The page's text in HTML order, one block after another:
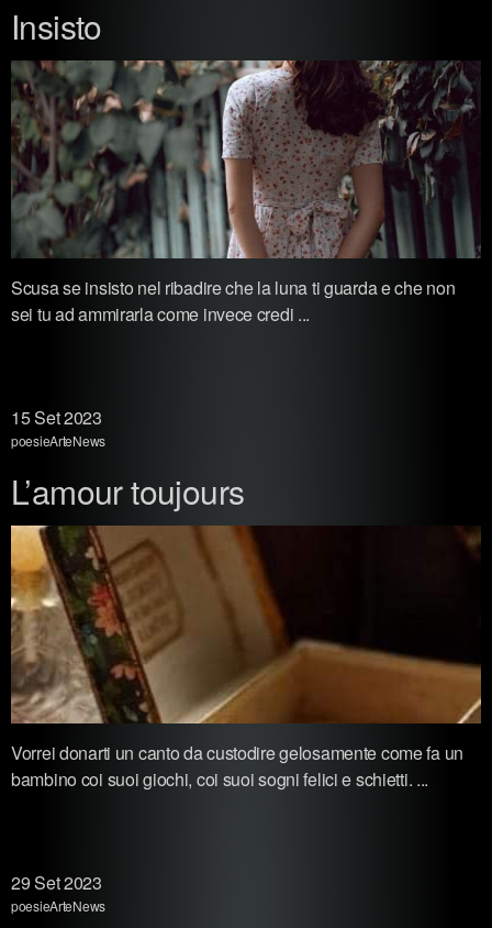
Insisto
Scusa se insisto nel ribadire che la luna ti guarda e che non
sei tu ad ammirarla come invece credi ...
15Set 2023
poesieArteNews
L’amour toujours
Vorrei donarti un canto da custodire gelosamente come fa un
bambino coi suoi giochi, coi suoi sogni felici e schietti. ...
29Set 2023
poesieArteNews